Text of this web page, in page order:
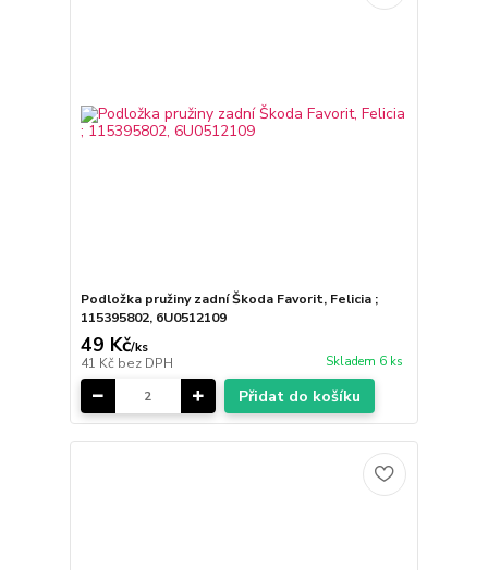
Podložka pružiny zadní Škoda Favorit, Felicia ;
115395802, 6U0512109
49 Kč/ks
41 Kč bez DPH Skladem 6 ks
Přidat do košíku